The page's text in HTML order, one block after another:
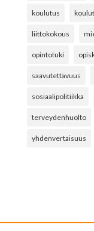
koulutus
liittokokous
opintotuki
saavutettavuus
sosiaalipolitiikka
terveydenhuolto
yhdenvertaisuus